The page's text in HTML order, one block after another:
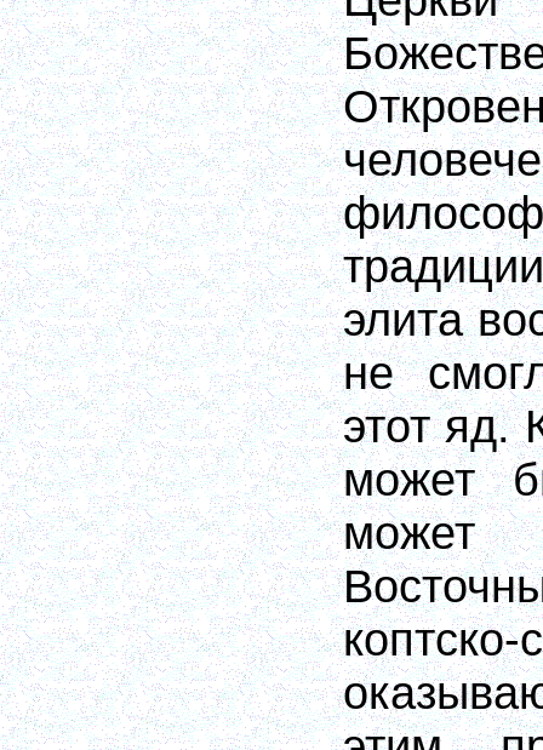
элита
не
этот яд.
может
коптско-